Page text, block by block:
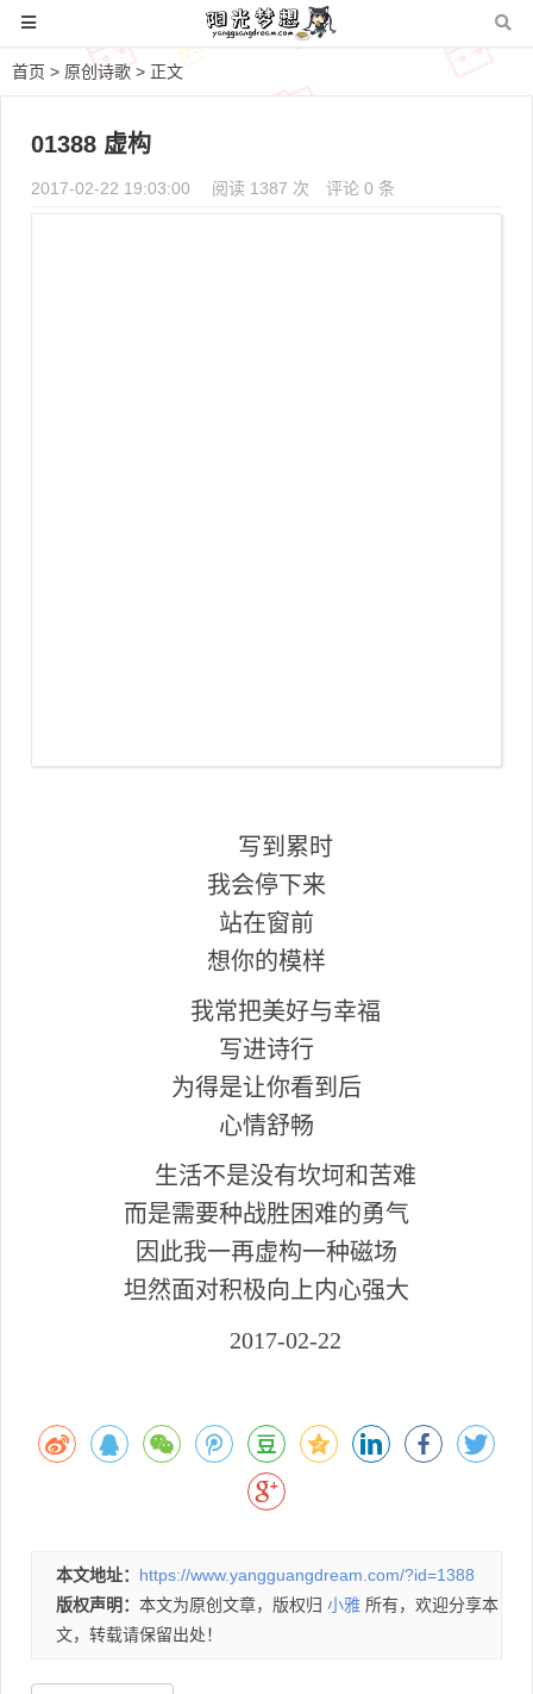
首页 > 原创诗歌 > 正文
01388 虚构
2017-02-22 19:03:00 阅读 1387 次 评论 0 条
写到累时
我会停下来
站在窗前
想你的模样
我常把美好与幸福
写进诗行
为得是让你看到后
心情舒畅
生活不是没有坎坷和苦难
而是需要种战胜困难的勇气
因此我一再虚构一种磁场
坦然面对积极向上内心强大
2017-02-22
本文地址： https://www.yangguangdream.com/?id=1388
版权声明： 本文为原创文章，版权归 小雅 所有，欢迎分享本
文，转载请保留出处！